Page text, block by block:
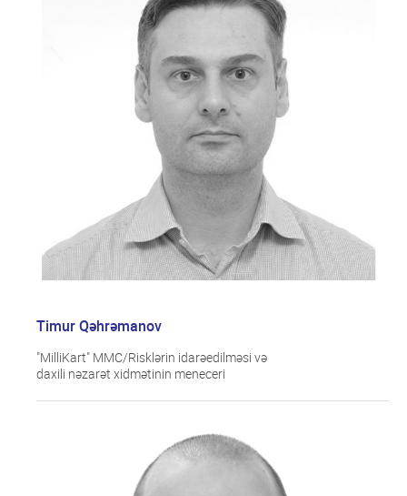
Timur Qəhrəmanov
"MilliKart" MMC/Risklərin idarəedilməsi və
daxili nəzarət xidmətinin meneceri